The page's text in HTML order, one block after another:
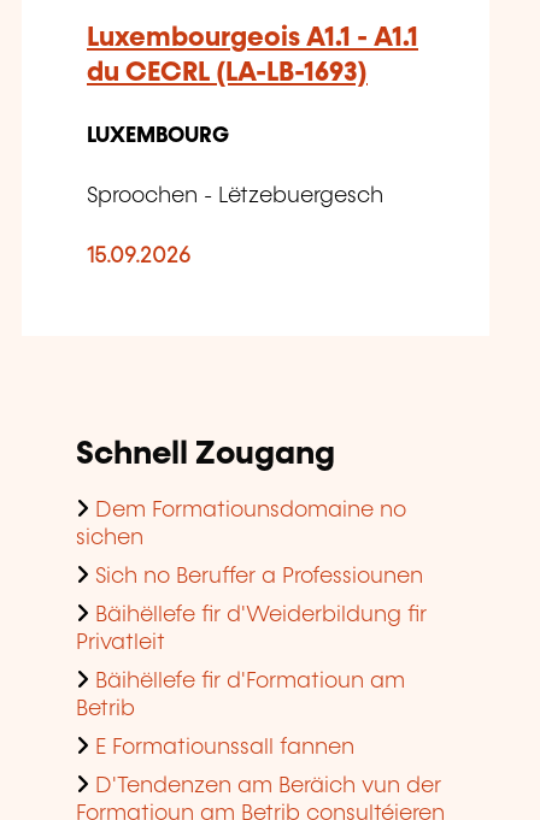
Luxembourgeois A1.1 - A1.1
du CECRL (LA-LB-1693)
LUXEMBOURG
Sproochen - Lëtzebuergesch
15.09.2026
Schnell Zougang
Dem Formatiounsdomaine no
sichen
Sich no Beruffer a Professiounen
Bäihëllefe fir d'Weiderbildung fir
Privatleit
Bäihëllefe fir d'Formatioun am
Betrib
E Formatiounssall fannen
D'Tendenzen am Beräich vun der
Formatioun am Betrib consultéieren